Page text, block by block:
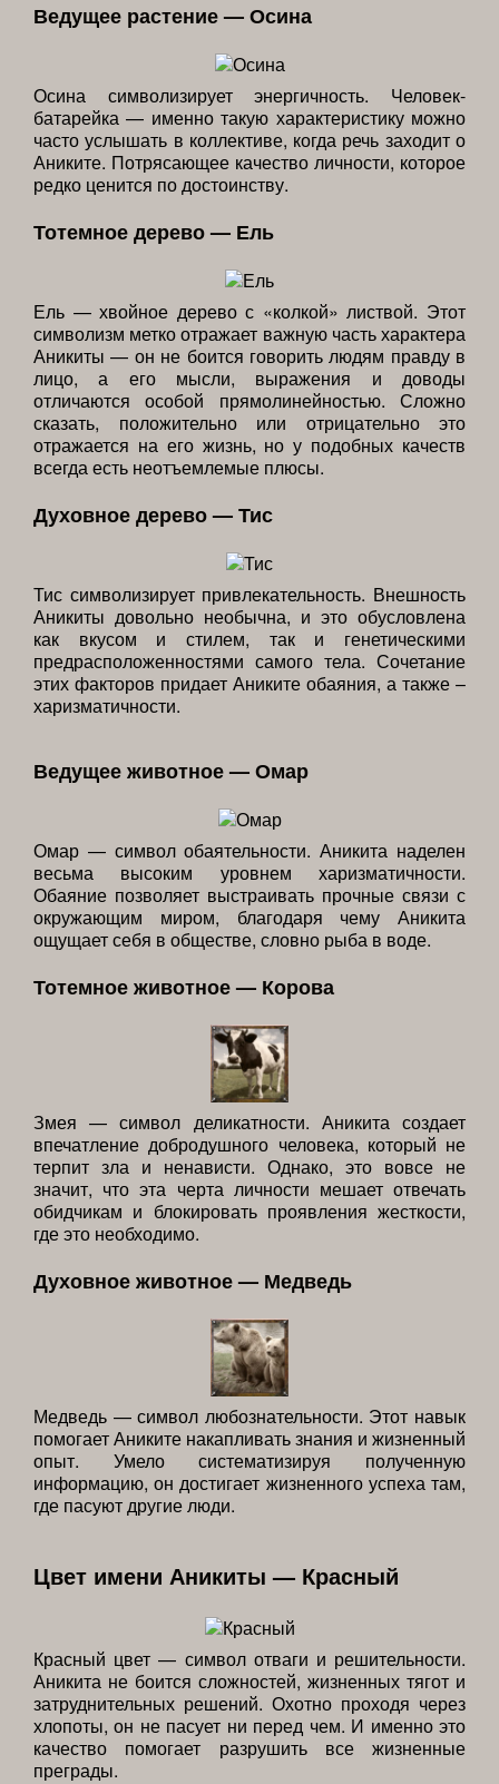
Ведущее растение — Осина
Осина символизирует энергичность. Человек-
батарейка — именно такую характеристику можно
часто услышать в коллективе, когда речь заходит о
Аниките. Потрясающее качество личности, которое
редко ценится по достоинству.
Тотемное дерево — Ель
Ель — хвойное дерево с «колкой» листвой. Этот
символизм метко отражает важную часть характера
Аникиты — он не боится говорить людям правду в
лицо, а его мысли, выражения и доводы
отличаются особой прямолинейностью. Сложно
сказать, положительно или отрицательно это
отражается на его жизнь, но у подобных качеств
всегда есть неотъемлемые плюсы.
Духовное дерево — Тис
Тис символизирует привлекательность. Внешность
Аникиты довольно необычна, и это обусловлена
как вкусом и стилем, так и генетическими
предрасположенностями самого тела. Сочетание
этих факторов придает Аниките обаяния, а также –
харизматичности.
Ведущее животное — Омар
Омар — символ обаятельности. Аникита наделен
весьма высоким уровнем харизматичности.
Обаяние позволяет выстраивать прочные связи с
окружающим миром, благодаря чему Аникита
ощущает себя в обществе, словно рыба в воде.
Тотемное животное — Корова
Змея — символ деликатности. Аникита создает
впечатление добродушного человека, который не
терпит зла и ненависти. Однако, это вовсе не
значит, что эта черта личности мешает отвечать
обидчикам и блокировать проявления жесткости,
где это необходимо.
Духовное животное — Медведь
Медведь — символ любознательности. Этот навык
помогает Аниките накапливать знания и жизненный
опыт. Умело систематизируя полученную
информацию, он достигает жизненного успеха там,
где пасуют другие люди.
Цвет имени Аникиты — Красный
Красный цвет — символ отваги и решительности.
Аникита не боится сложностей, жизненных тягот и
затруднительных решений. Охотно проходя через
хлопоты, он не пасует ни перед чем. И именно это
качество помогает разрушить все жизненные
преграды.